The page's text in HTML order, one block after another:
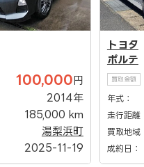
100,000 円
2014年
185,000 km
湯梨浜町
2025-11-19
トヨタ
ポルテ
買取金額
年式：
走行距離
買取地域
成約日：